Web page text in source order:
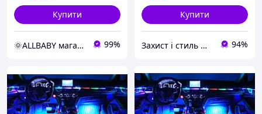
Купити
🌞ALLBABY магазин товарів для дітей 99%
Купити
Захист і стиль — в одному магазині 94%